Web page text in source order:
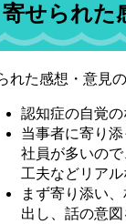
寄せられた
れた感想・意見
認知症の自覚
当事者に寄り
社員が多いの
工夫などリア
まず寄り添い
出し、話の意